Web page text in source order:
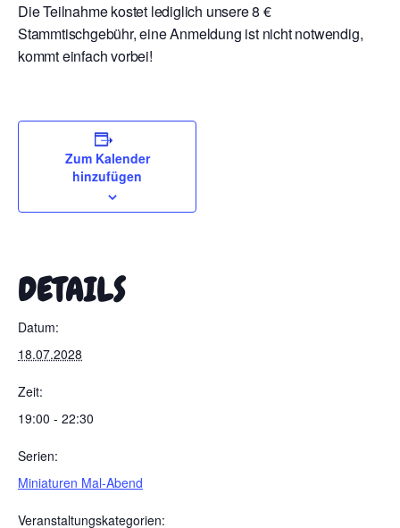
Die Teilnahme kostet lediglich unsere 8 €
Stammtischgebühr, eine Anmeldung ist nicht notwendig,
kommt einfach vorbei!
Zum Kalender
hinzufügen
DETAILS
Datum:
18.07.2028
Zeit:
19:00 - 22:30
Serien:
Miniaturen Mal-Abend
Veranstaltungskategorien: